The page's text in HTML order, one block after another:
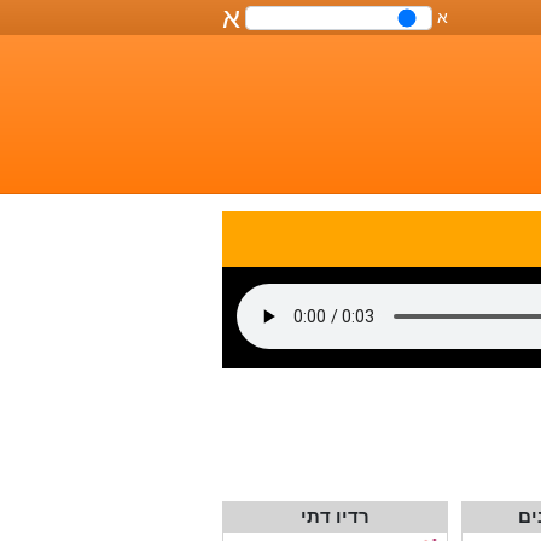
שליטה
א א
רדיו דתי